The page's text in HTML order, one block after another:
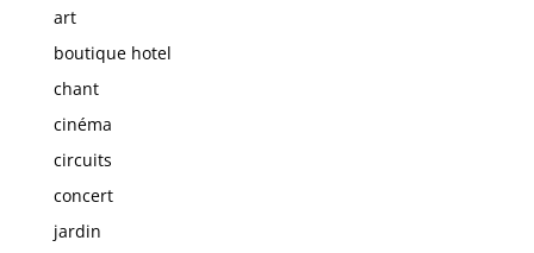
art
boutique hotel
chant
cinéma
circuits
concert
jardin